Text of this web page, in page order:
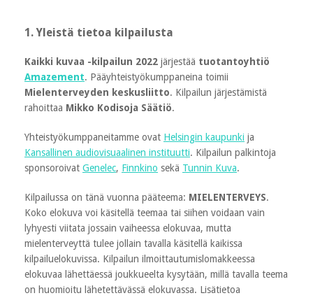
1. Yleistä tietoa kilpailusta
Kaikki kuvaa -kilpailun 2022 järjestää tuotantoyhtiö
Amazement. Pääyhteistyökumppaneina toimii
Mielenterveyden keskusliitto. Kilpailun järjestämistä
rahoittaa Mikko Kodisoja Säätiö.
Yhteistyökumppaneitamme ovat Helsingin kaupunki ja
Kansallinen audiovisuaalinen instituutti. Kilpailun palkintoja
sponsoroivat Genelec, Finnkino sekä Tunnin Kuva.
Kilpailussa on tänä vuonna pääteema: MIELENTERVEYS.
Koko elokuva voi käsitellä teemaa tai siihen voidaan vain
lyhyesti viitata jossain vaiheessa elokuvaa, mutta
mielenterveyttä tulee jollain tavalla käsitellä kaikissa
kilpailuelokuvissa. Kilpailun ilmoittautumislomakkeessa
elokuvaa lähettäessä joukkueelta kysytään, millä tavalla teema
on huomioitu lähetettävässä elokuvassa. Lisätietoa